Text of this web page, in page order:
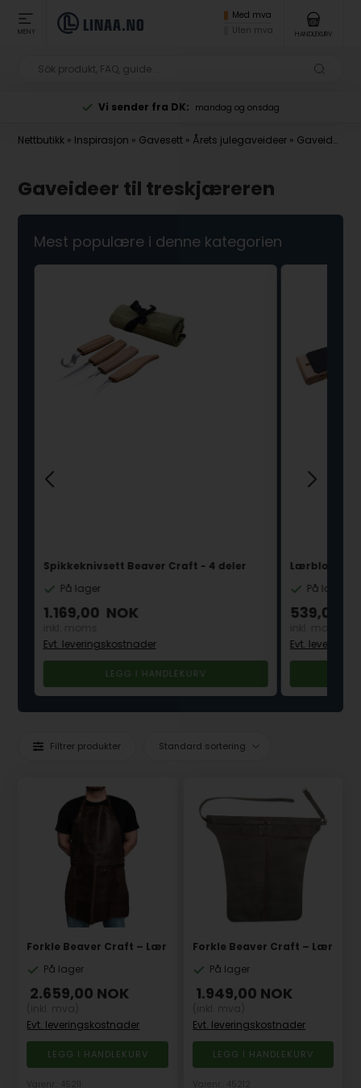
MENY
Med mva
Uten mva
HANDLEKURV
Vi sender fra DK: mandag og onsdag
Nettbutikk » Inspirasjon » Gavesett » Årets julegaveideer » Gaveideer til treskjæreren
Gaveideer til treskjæreren
Mest populære i denne kategorien
Spikkeknivsett Beaver Craft - 4 deler
På lager
1.169,00 NOK
Evt. leveringskostnader
Lærblokk til
På lager
539,00
Evt.
Filtrer produkter
Forkle Beaver Craft – Lær
På lager
2.659,00 NOK
Evt. leveringskostnader
Forkle Beaver Craft – Lær
På lager
1.949,00 NOK
Evt. leveringskostnader